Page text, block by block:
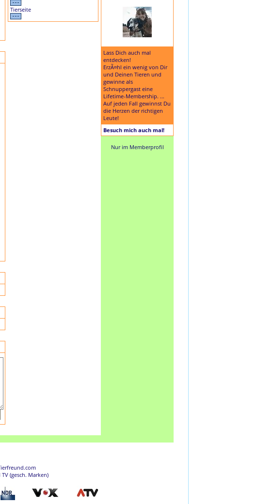
Tierseite
Lass Dich auch mal
entdecken!
ErzÃ¤hl ein wenig von Dir
und Deinen Tieren und
gewinne als
Schnuppergast eine
Lifetime-Membership. ...
Auf jeden Fall gewinnst Du
die Herzen der richtigen
Leute!
Besuch mich auch mal!
Nur im Memberprofil
(gesch. Marken)